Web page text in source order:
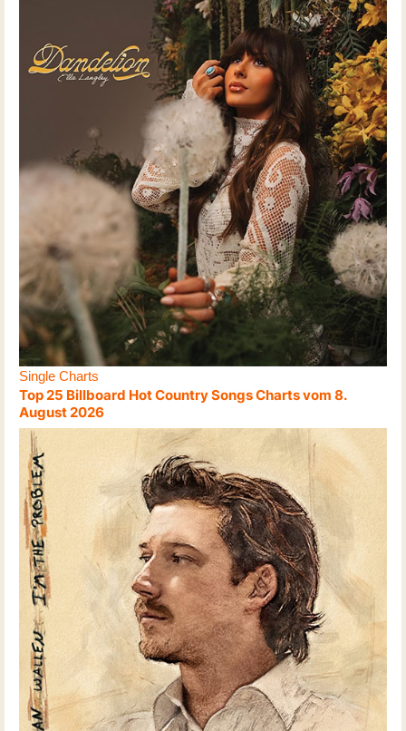
Single Charts
Top 25 Billboard Hot Country Songs Charts vom 8.
August 2026